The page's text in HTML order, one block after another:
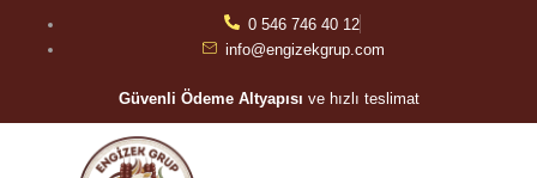
0 546 746 40 12
info@engizekgrup.com
Güvenli Ödeme Altyapısı ve hızlı teslimat